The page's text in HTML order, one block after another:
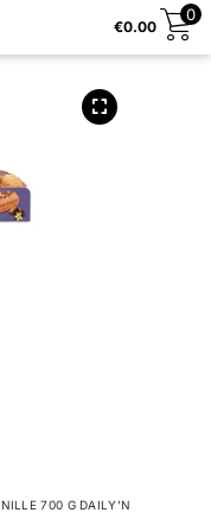
€0.00
0
700 G DAILY’N